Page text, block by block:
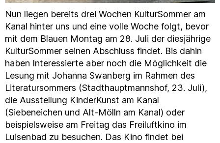
Nun liegen bereits drei Wochen KulturSommer am
Kanal hinter uns und eine volle Woche folgt, bevor
mit dem Blauen Montag am 28. Juli der diesjährige
KulturSommer seinen Abschluss findet. Bis dahin
haben Interessierte aber noch die Möglichkeit die
Lesung mit Johanna Swanberg im Rahmen des
Literatursommers (Stadthauptmannshof, 23. Juli),
die Ausstellung KinderKunst am Kanal
(Siebeneichen und Alt-Mölln am Kanal) oder
beispielsweise am Freitag das Freiluftkino im
Luisenbad zu besuchen. Das Kino findet bei